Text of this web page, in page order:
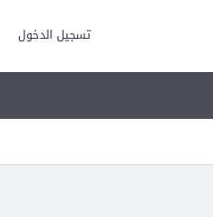
تسجيل الدخول